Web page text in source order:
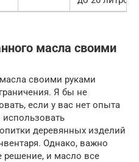
масла своими
своими руками
Я бы не
если у вас нет опыта
деревянных изделий
Однако, важно
решение, и масло все